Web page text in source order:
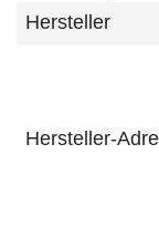
Hersteller
Hersteller-